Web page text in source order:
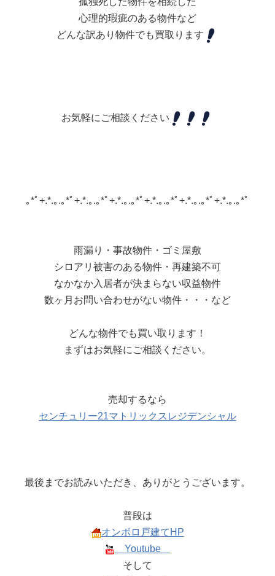
心理的瑕疵のある物件など
どんな訳あり物件でも買取ります
お気軽にご相談ください
｡*ﾟ+.*.｡.｡*ﾟ+.*.｡.｡*ﾟ+.*.｡.｡*ﾟ+.*.｡.｡*ﾟ+.*.｡.｡*ﾟ+.*.｡.｡*ﾟ
雨漏り・事故物件・ゴミ屋敷
シロアリ被害のある物件・再建築不可
なかなか入居者が決まらない収益物件
数ヶ月お問い合わせがない物件・・・など
どんな物件でも買い取ります！
まずはお気軽にご相談ください。
売却するなら
センチュリー21マトリックスレジデンシャル
最後までお読みいただき、ありがとうございます。
普段は
オンボロ戸建てHP
Youtube
そして